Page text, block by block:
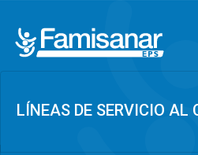
LÍNEAS DE SERVICIO AL